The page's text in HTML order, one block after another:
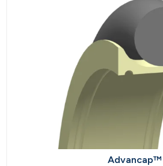
Advancap™